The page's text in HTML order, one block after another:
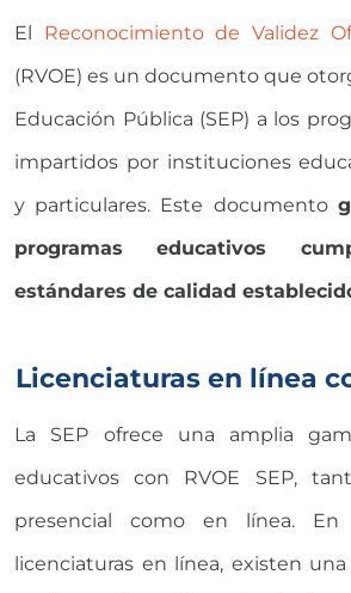
El Reconocimiento de Validez
(RVOE) es un documento que
Educación Pública (SEP) a los
impartidos por instituciones
y particulares. Este documento
programas educativos
estándares de calidad
Licenciaturas en línea
La SEP ofrece una amplia
educativos con RVOE SEP,
presencial como en línea.
licenciaturas en línea, existen